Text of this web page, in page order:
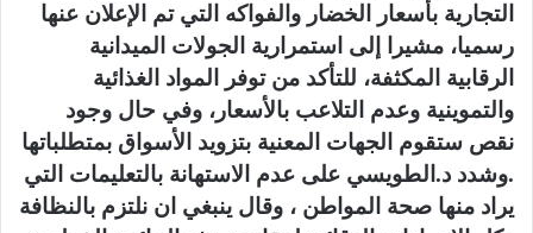
التجارية بأسعار الخضار والفواكه التي تم الإعلان عنها
رسميا، مشيرا إلى استمرارية الجولات الميدانية
الرقابية المكثفة، للتأكد من توفر المواد الغذائية
والتموينية وعدم التلاعب بالأسعار، وفي حال وجود
نقص ستقوم الجهات المعنية بتزويد الأسواق بمتطلباتها
.وشدد د.الطويسي على عدم الاستهانة بالتعليمات التي
يراد منها صحة المواطن ، وقال ينبغي ان نلتزم بالنظافة